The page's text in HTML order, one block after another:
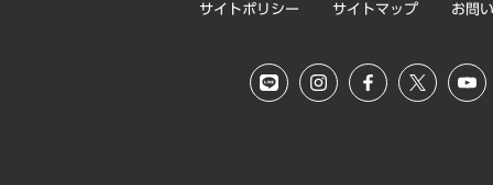
サイトポリシー サイトマップ お問